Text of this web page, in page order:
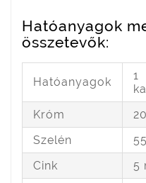
Hatóanyagok
összetevők:
Hatóanyagok
1
Króm
Szelén
Cink
5